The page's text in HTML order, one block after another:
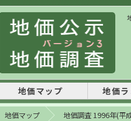
地価マップ 地価
地価マップ 地価調査 1996年(平